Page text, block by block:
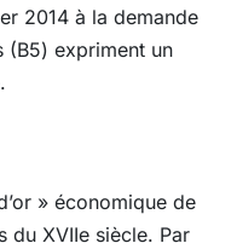
2014 à la demande
(B5) expriment un
» économique de
du XVIIe siècle. Par